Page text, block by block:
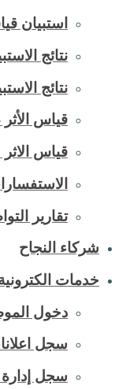
استبيان
نتائج
نتائج
قياس الأثر 2024م
قياس الاثر 2025م
تقارير
شركاء النجاح
خدمات
دخول
سجل
سجل